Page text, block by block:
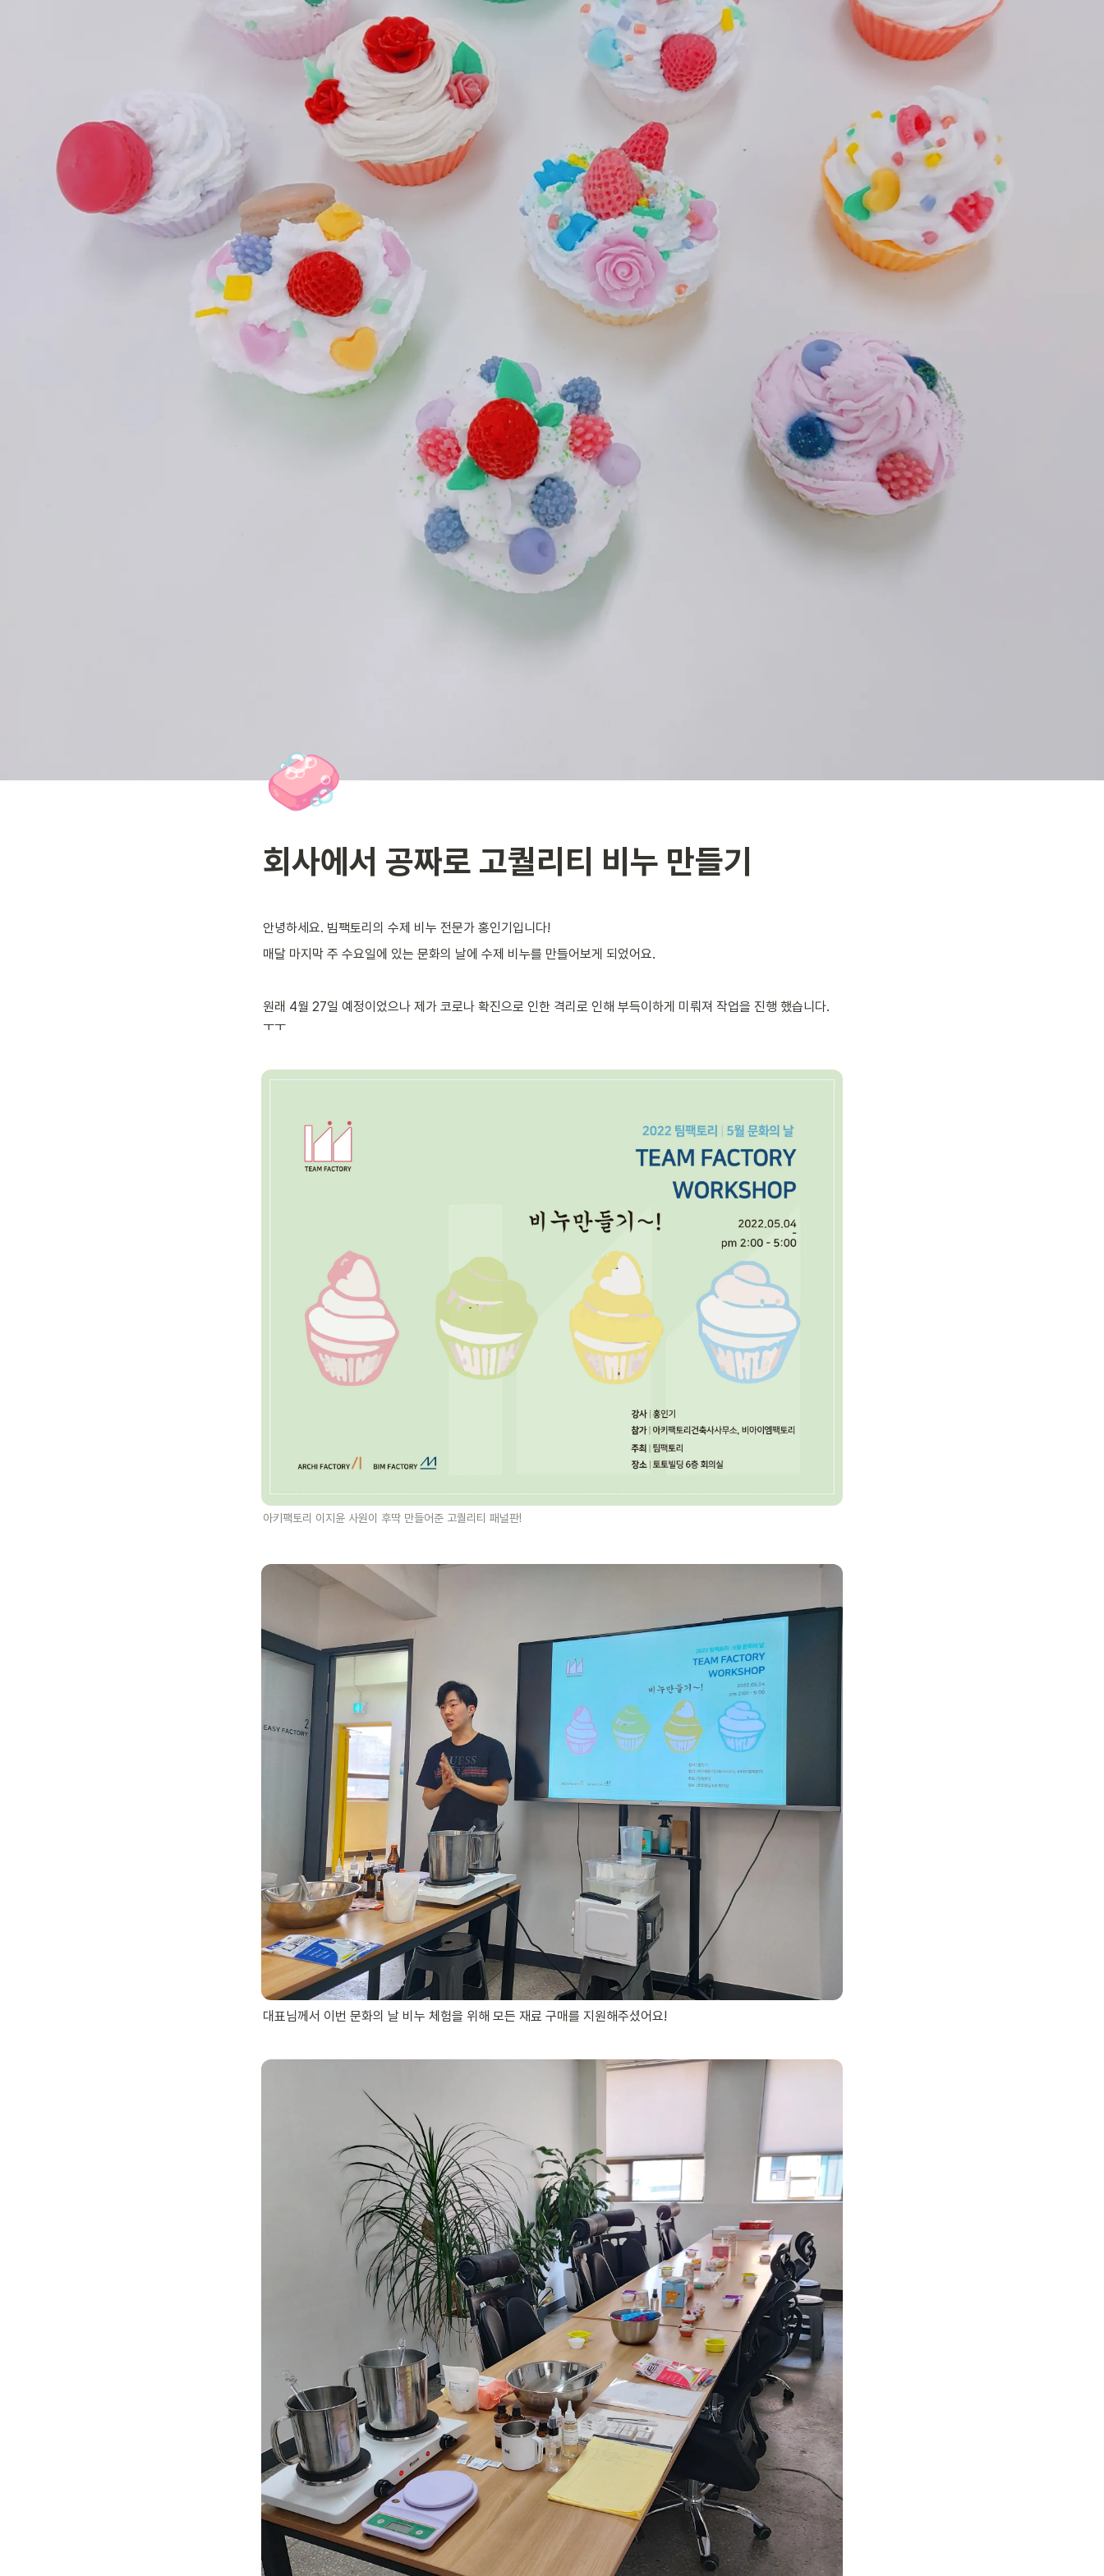
🧼
회사에서 공짜로 고퀄리티 비누 만들기
안녕하세요. 빔팩토리의 수제 비누 전문가 홍인기입니다!
매달 마지막 주 수요일에 있는 문화의 날에 수제 비누를 만들어보게 되었어요.
원래 4월 27일 예정이었으나 제가 코로나 확진으로 인한 격리로 인해 부득이하게 미뤄져 작업을 진행 했습니다.
ㅜㅜ
아키팩토리 이지윤 사원이 후딱 만들어준 고퀄리티 패널판!
대표님께서 이번 문화의 날 비누 체험을 위해 모든 재료 구매를 지원해주셨어요!